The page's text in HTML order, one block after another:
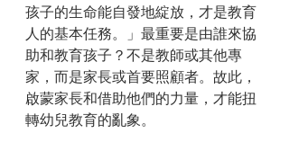
孩子的生命能自發地綻放，才是教育
人的基本任務。」最重要是由誰來協
助和教育孩子？不是教師或其他專
家，而是家長或首要照顧者。故此，
啟蒙家長和借助他們的力量，才能扭
轉幼兒教育的亂象。